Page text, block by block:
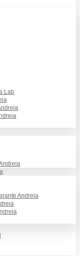
Lab
Andreia